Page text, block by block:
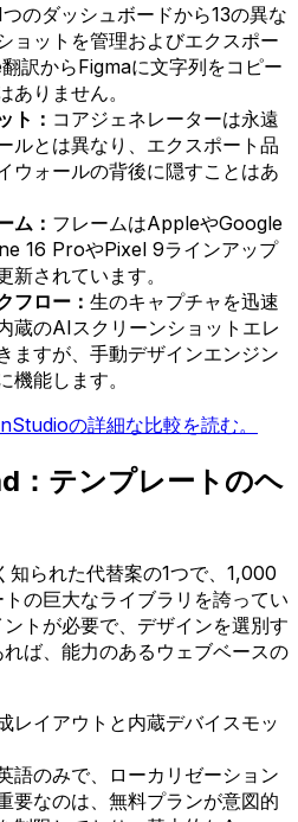
つのダッシュボードから13の異な
ョットを管理およびエクスポー
訳からFigmaに文字列をコピー
ありません。
ト： コアジェネレーターは永遠
ルとは異なり、エクスポート品
ウォールの背後に隠すことはあ
ム： フレームはAppleやGoogle
16 ProやPixel 9ラインアップ
新されています。
フロー： 生のキャプチャを迅速
蔵のAIスクリーンショットエレ
ますが、手動デザインエンジン
機能します。
の詳細な比較を読む。
：テンプレートのヘ
られた代替案の1つで、1,000
の巨大なライブラリを誇ってい
トが必要で、デザインを選別す
ば、能力のあるウェブベースの
レイアウトと内蔵デバイスモッ
語のみで、ローカリゼーション
要なのは、無料プランが意図的